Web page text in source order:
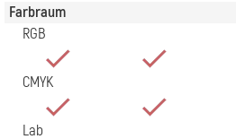
Farbraum
RGB
CMYK
Lab